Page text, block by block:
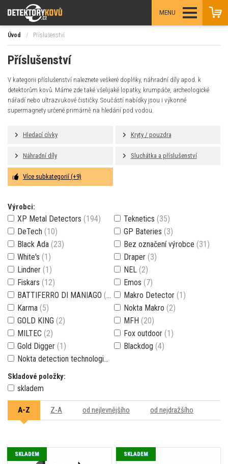
MENU
Úvod / Příslušenství
Příslušenství
V kategorii příslušenství naleznete veškeré doplňky, náhradní díly apod. k
detektorům kovů. Máme zde také všelijaké lopatky, krumpáče, archeologické
nářadí nebo ultrazvukové čističky. Součástí nabídky jsou i výkonné
supermagnety určené primárně na hledání pod vodou.
Hledací cívky Kryty / pouzdra
Náhradní díly Sluchátka a příslušenství
Více subkategorií (+9)
Výrobci:
XP Metal Detectors (194) Teknetics (35)
DeTech (10) GP Bateries (3)
Black Ada (23) Bez označení výrobce (31)
White's (1) Draper (3)
Lindner (1) NEL (2)
Fiskars (12) Emos (7)
BATTIFERRO DI MANIAGO (15) Makro Detector (1)
Karma (5) Nokta Makro (2)
GOLD KING (2) MFH (20)
MILTEC (2) Fox outdoor (1)
Gold Digger (1) Blackdog (4)
Nokta detection technologies
Skladové položky:
skladem
A-Z Z-A od nejlevnějšího od nejdražšího
SKLADEM SKLADEM